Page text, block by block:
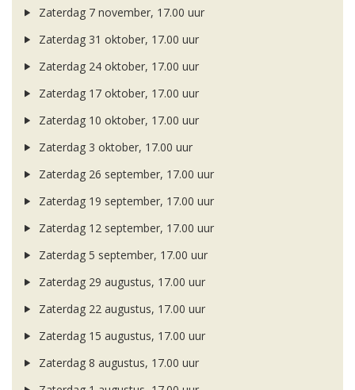
Zaterdag 7 november, 17.00 uur
Zaterdag 31 oktober, 17.00 uur
Zaterdag 24 oktober, 17.00 uur
Zaterdag 17 oktober, 17.00 uur
Zaterdag 10 oktober, 17.00 uur
Zaterdag 3 oktober, 17.00 uur
Zaterdag 26 september, 17.00 uur
Zaterdag 19 september, 17.00 uur
Zaterdag 12 september, 17.00 uur
Zaterdag 5 september, 17.00 uur
Zaterdag 29 augustus, 17.00 uur
Zaterdag 22 augustus, 17.00 uur
Zaterdag 15 augustus, 17.00 uur
Zaterdag 8 augustus, 17.00 uur